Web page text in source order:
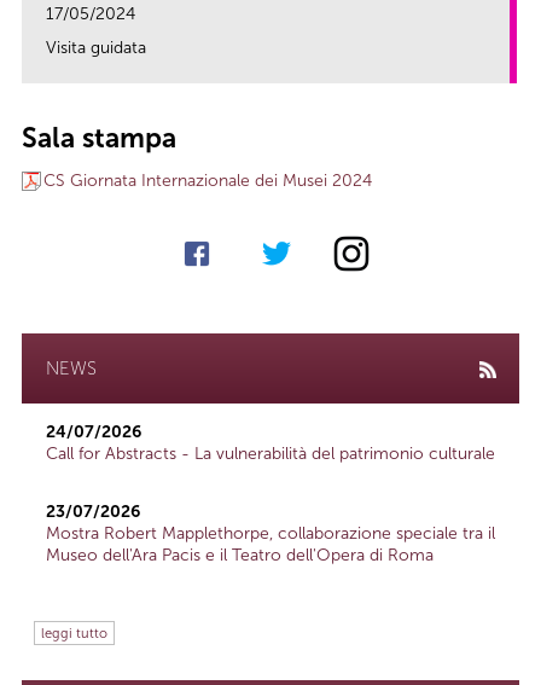
17/05/2024
Visita guidata
Sala stampa
CS Giornata Internazionale dei Musei 2024
NEWS
24/07/2026
Call for Abstracts - La vulnerabilità del patrimonio culturale
23/07/2026
Mostra Robert Mapplethorpe, collaborazione speciale tra il
Museo dell'Ara Pacis e il Teatro dell'Opera di Roma
leggi tutto